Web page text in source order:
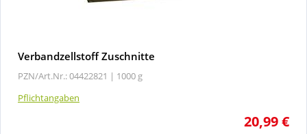
Verbandzellstoff Zuschnitte
PZN/Art.Nr.: 04422821 | 1000 g
Pflichtangaben
20,99 €